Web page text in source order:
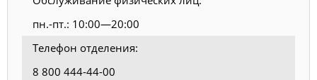
пн.-пт.: 10:00—20:00
Телефон отделения:
8 800 444-44-00